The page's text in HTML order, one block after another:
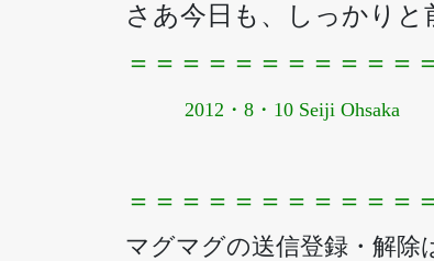
さあ今日も、しっかりと
＝＝＝＝＝＝＝＝＝＝＝
2012・8・10 Seiji Ohsaka
＝＝＝＝＝＝＝＝＝＝＝
マグマグの送信登録・解除